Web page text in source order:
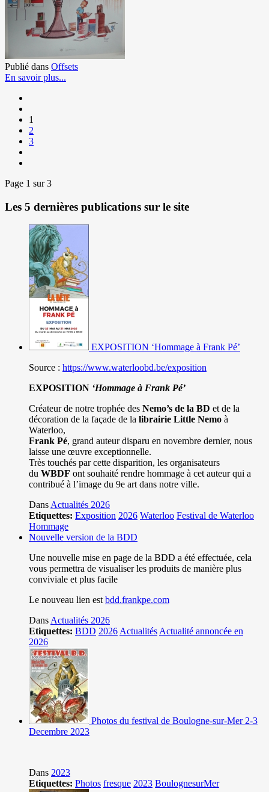
Publié dans Offsets
En savoir plus...
1
2
3
Page 1 sur 3
Les 5 dernières publications sur le site
EXPOSITION ‘Hommage à Frank Pé’
Source : https://www.waterloobd.be/exposition
EXPOSITION ‘Hommage à Frank Pé’
Créateur de notre trophée des Nemo’s de la BD et de la
décoration de la façade de la librairie Little Nemo à
Waterloo,
Frank Pé, grand auteur disparu en novembre dernier, nous
laisse une œuvre exceptionnelle.
Très touchés par cette disparition, les organisateurs
du WBDF ont souhaité rendre hommage à cet auteur qui a
contribué à l’image du 9e art dans notre ville.
DansActualités 2026
Etiquettes: Exposition 2026 Waterloo Festival de Waterloo
Hommage
Nouvelle version de la BDD
Une nouvelle mise en page de la BDD a été effectuée, cela
vous permettra de visualiser les produits de manière plus
conviviale et plus facile
Le nouveau lien estbdd.frankpe.com
DansActualités 2026
Etiquettes: BDD 2026ActualitésActualité annoncée en
2026
Photos du festival de Boulogne-sur-Mer 2-3
Decembre 2023
Dans 2023
Etiquettes: Photos fresque 2023 BoulognesurMer